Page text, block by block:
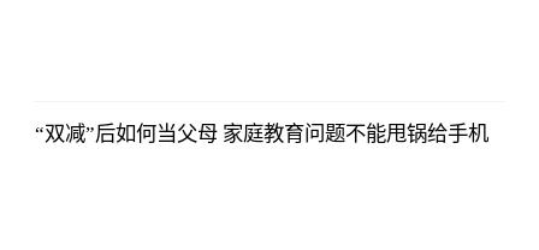
“双减”后如何当父母 家庭教育问题不能甩锅给手机